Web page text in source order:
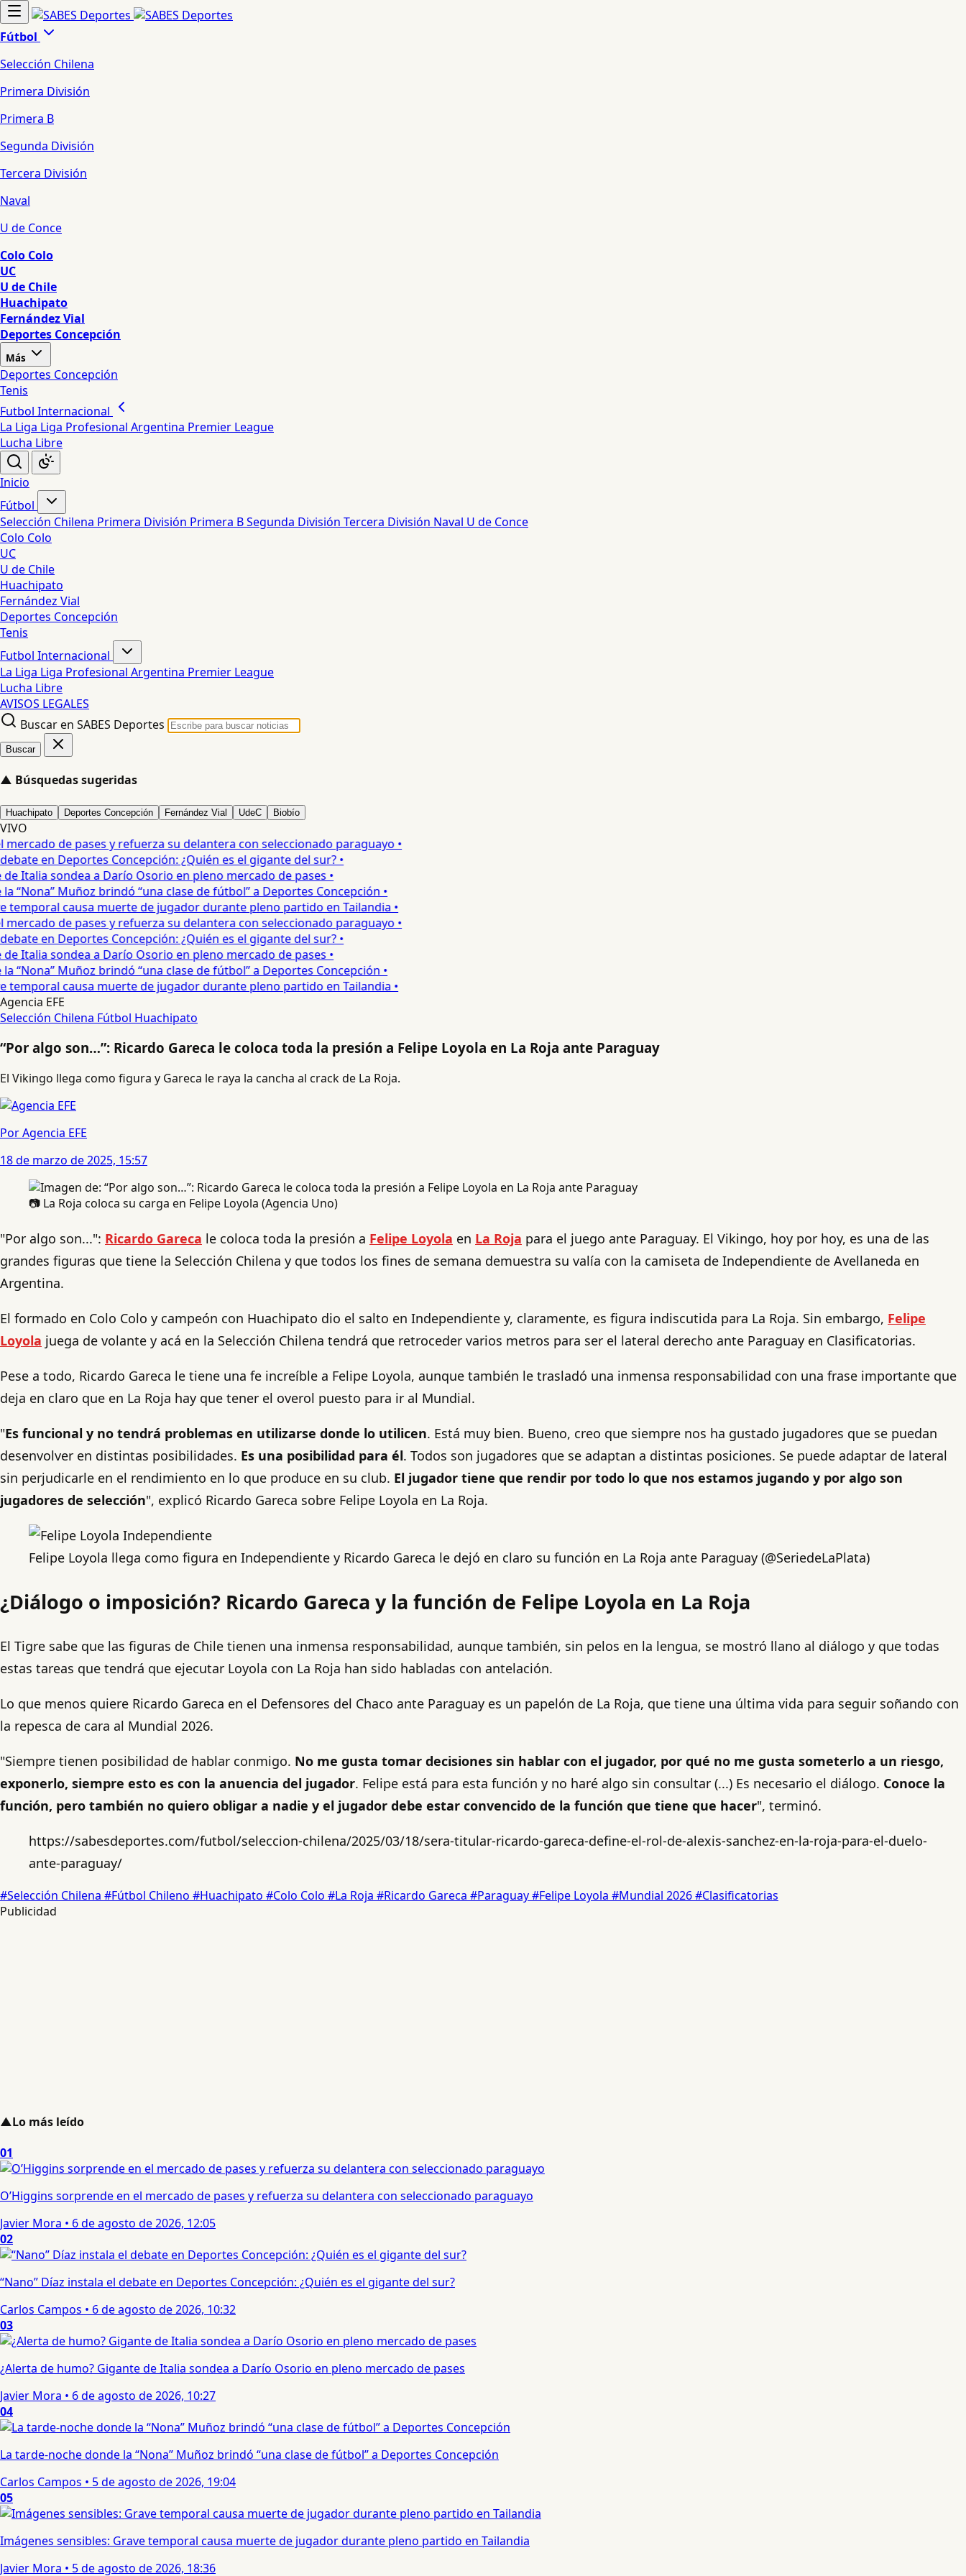
Fútbol
Selección Chilena
Primera División
Primera B
Segunda División
Tercera División
Naval
U de Conce
Colo Colo
UC
U de Chile
Huachipato
Fernández Vial
Deportes Concepción
Más
Deportes Concepción
Tenis
Futbol Internacional
La Liga Liga Profesional Argentina Premier League
Lucha Libre
Inicio
Fútbol
Selección Chilena Primera División Primera BSegunda División Tercera División Naval U de Conce
Colo Colo
UC
U de Chile
Huachipato
Fernández Vial
Deportes Concepción
Tenis
Futbol Internacional
La Liga Liga Profesional Argentina Premier League
Lucha Libre
AVISOS LEGALES
Buscar en SABES Deportes
Buscar
▲ Búsquedas sugeridas
Huachipato Deportes Concepción Fernández Vial UdeC Biobío
VIVO
de pases y refuerza su delantera con seleccionado paraguayo •
en Deportes Concepción: ¿Quién es el gigante del sur? •
Italia sondea a Darío Osorio en pleno mercado de pases •
Muñoz brindó “una clase de fútbol” a Deportes Concepción •
causa muerte de jugador durante pleno partido en Tailandia •
de pases y refuerza su delantera con seleccionado paraguayo •
en Deportes Concepción: ¿Quién es el gigante del sur? •
Italia sondea a Darío Osorio en pleno mercado de pases •
Muñoz brindó “una clase de fútbol” a Deportes Concepción •
causa muerte de jugador durante pleno partido en Tailandia •
Agencia EFE
Selección Chilena Fútbol Huachipato
“Por algo son…”: Ricardo Gareca le coloca toda la presión a Felipe Loyola en La Roja ante Paraguay
El Vikingo llega como figura y Gareca le raya la cancha al crack de La Roja.
Por Agencia EFE
18 de marzo de 2025, 15:57
📷 La Roja coloca su carga en Felipe Loyola (Agencia Uno)
"Por algo son...": Ricardo Gareca le coloca toda la presión a Felipe Loyola en La Roja para el juego ante Paraguay. El Vikingo, hoy por hoy, es una de las
grandes figuras que tiene la Selección Chilena y que todos los fines de semana demuestra su valía con la camiseta de Independiente de Avellaneda en
Argentina.
El formado en Colo Colo y campeón con Huachipato dio el salto en Independiente y, claramente, es figura indiscutida para La Roja. Sin embargo, Felipe
Loyola juega de volante y acá en la Selección Chilena tendrá que retroceder varios metros para ser el lateral derecho ante Paraguay en Clasificatorias.
Pese a todo, Ricardo Gareca le tiene una fe increíble a Felipe Loyola, aunque también le trasladó una inmensa responsabilidad con una frase importante que
deja en claro que en La Roja hay que tener el overol puesto para ir al Mundial.
"Es funcional y no tendrá problemas en utilizarse donde lo utilicen. Está muy bien. Bueno, creo que siempre nos ha gustado jugadores que se puedan
desenvolver en distintas posibilidades. Es una posibilidad para él. Todos son jugadores que se adaptan a distintas posiciones. Se puede adaptar de lateral
sin perjudicarle en el rendimiento en lo que produce en su club. El jugador tiene que rendir por todo lo que nos estamos jugando y por algo son
jugadores de selección", explicó Ricardo Gareca sobre Felipe Loyola en La Roja.
Felipe Loyola llega como figura en Independiente y Ricardo Gareca le dejó en claro su función en La Roja ante Paraguay (@SeriedeLaPlata)
¿Diálogo o imposición? Ricardo Gareca y la función de Felipe Loyola en La Roja
El Tigre sabe que las figuras de Chile tienen una inmensa responsabilidad, aunque también, sin pelos en la lengua, se mostró llano al diálogo y que todas
estas tareas que tendrá que ejecutar Loyola con La Roja han sido habladas con antelación.
Lo que menos quiere Ricardo Gareca en el Defensores del Chaco ante Paraguay es un papelón de La Roja, que tiene una última vida para seguir soñando con
la repesca de cara al Mundial 2026.
"Siempre tienen posibilidad de hablar conmigo. No me gusta tomar decisiones sin hablar con el jugador, por qué no me gusta someterlo a un riesgo,
exponerlo, siempre esto es con la anuencia del jugador. Felipe está para esta función y no haré algo sin consultar (...) Es necesario el diálogo. Conoce la
función, pero también no quiero obligar a nadie y el jugador debe estar convencido de la función que tiene que hacer", terminó.
https://sabesdeportes.com/futbol/seleccion-chilena/2025/03/18/sera-titular-ricardo-gareca-define-el-rol-de-alexis-sanchez-en-la-roja-para-el-duelo-
ante-paraguay/
#Selección Chilena #Fútbol Chileno #Huachipato #Colo Colo #La Roja #Ricardo Gareca #Paraguay#Felipe Loyola #Mundial 2026#Clasificatorias
Publicidad
▲Lo más leído
01
O’Higgins sorprende en el mercado de pases y refuerza su delantera con seleccionado paraguayo
Javier Mora • 6 de agosto de 2026, 12:05
02
“Nano” Díaz instala el debate en Deportes Concepción: ¿Quién es el gigante del sur?
Carlos Campos • 6 de agosto de 2026, 10:32
03
¿Alerta de humo? Gigante de Italia sondea a Darío Osorio en pleno mercado de pases
Javier Mora • 6 de agosto de 2026, 10:27
04
La tarde-noche donde la “Nona” Muñoz brindó “una clase de fútbol” a Deportes Concepción
Carlos Campos • 5 de agosto de 2026, 19:04
05
Imágenes sensibles: Grave temporal causa muerte de jugador durante pleno partido en Tailandia
Javier Mora • 5 de agosto de 2026, 18:36